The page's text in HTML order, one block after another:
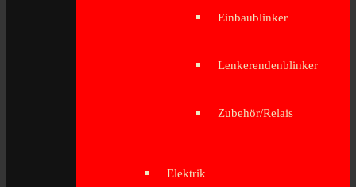
Einbaublinker
Lenkerendenblinker
Zubehör/Relais
Elektrik